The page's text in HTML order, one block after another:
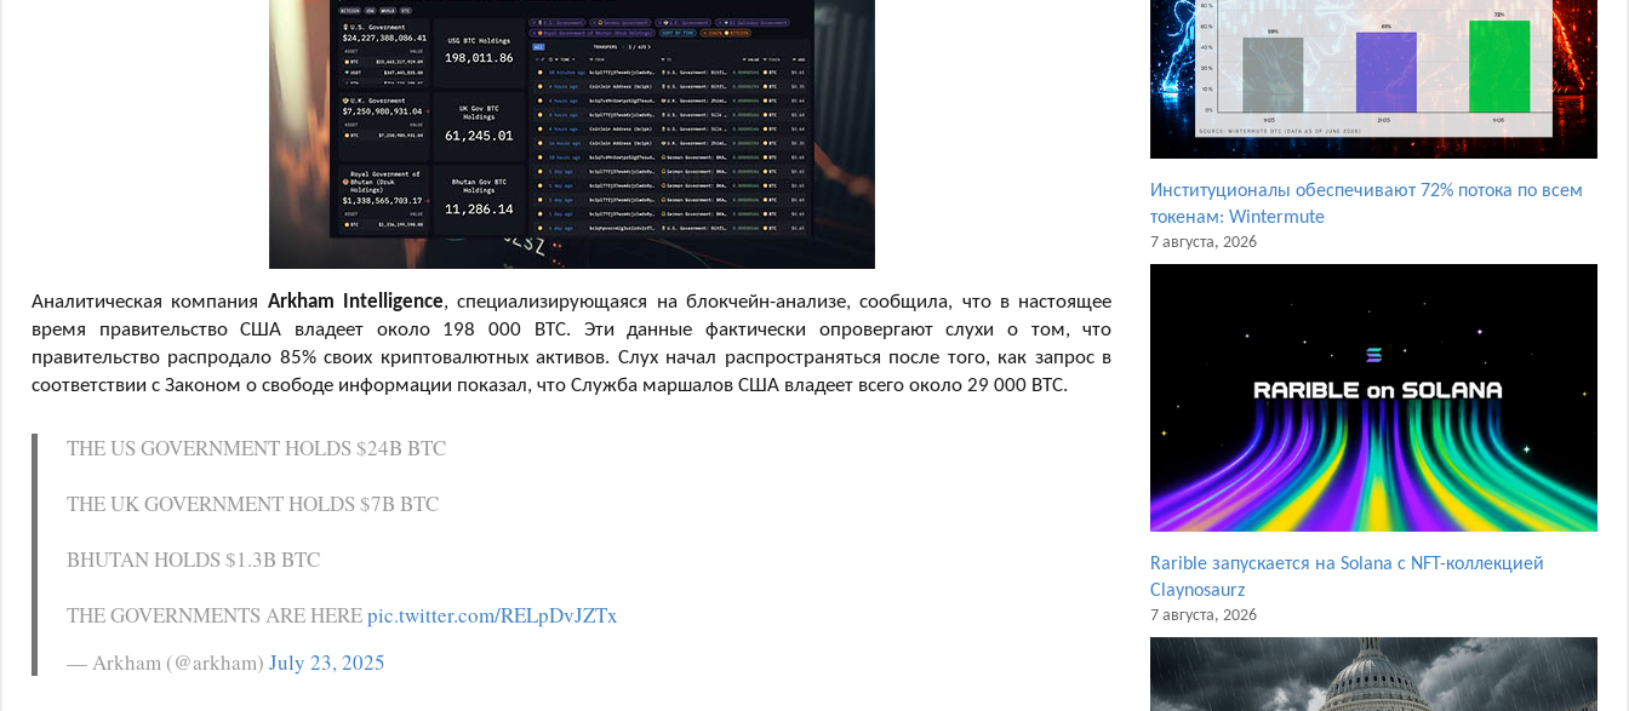
Аналитическая компания Arkham Intelligence, специализирующаяся на блокчейн-анализе, сообщила, что в настоящее
время правительство США владеет около 198 000 BTC. Эти данные фактически опровергают слухи о том, что
правительство распродало 85% своих криптовалютных активов. Слух начал распространяться после того, как запрос в
соответствии с Законом о свободе информации показал, что Служба маршалов США владеет всего около 29 000 BTC.
THE US GOVERNMENT HOLDS $24B BTC
THE UK GOVERNMENT HOLDS $7B BTC
BHUTAN HOLDS $1.3B BTC
THE GOVERNMENTS ARE HEREpic.twitter.com/RELpDvJZTx
— Arkham (@arkham) July 23, 2025
Институционалы обеспечивают 72% потока по всем
токенам: Wintermute
7 августа, 2026
Rarible запускается на Solana с NFT-коллекцией
Claynosaurz
7 августа, 2026